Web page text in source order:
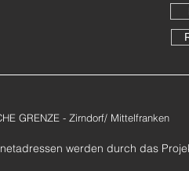
GRENZE - Zirndorf/ Mittelfranken
​werden durch das